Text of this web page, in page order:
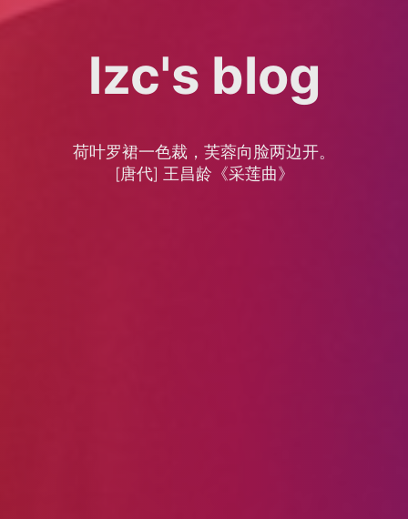
lzc's blog
荷叶罗裙一色裁，芙蓉向脸两边开。
[唐代] 王昌龄《采莲曲》